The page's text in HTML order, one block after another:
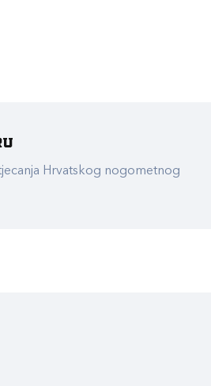
Hrvatskog nogometnog